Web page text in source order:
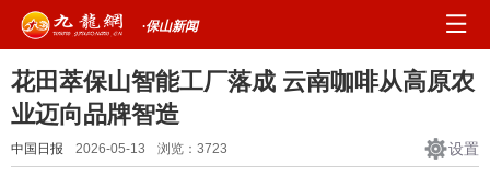
·保山新闻
花田萃保山智能工厂落成 云南咖啡从高原农
业迈向品牌智造
中国日报 2026-05-13 浏览： 3723 设置